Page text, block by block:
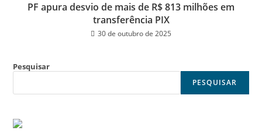
PF apura desvio de mais de R$ 813 milhões em
transferência PIX
30 de outubro de 2025
Pesquisar
PESQUISAR